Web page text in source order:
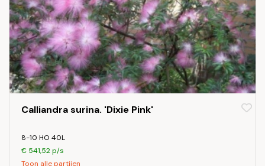
Calliandra surina. 'Dixie Pink'
8-10 HO 40L
€ 541,52 p/s
Toon alle partijen